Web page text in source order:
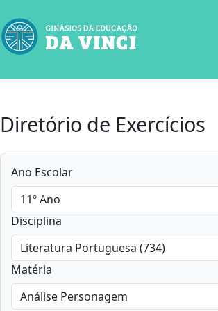
Diretório de Exercícios
Ano Escolar
Disciplina
Matéria